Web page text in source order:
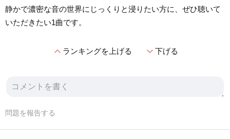
静かで濃密な音の世界にじっくりと浸りたい方に、ぜひ聴いて
いただきたい1曲です。
expand_lessランキングを上げる expand_more下げる
問題を報告する